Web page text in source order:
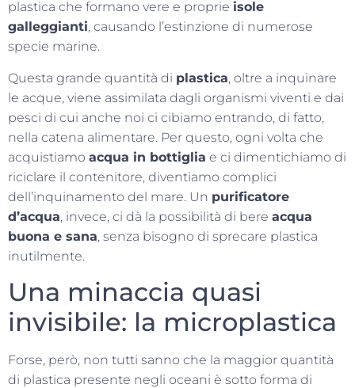
plastica che formano vere e proprie isole
galleggianti, causando l’estinzione di numerose
specie marine.
Questa grande quantità di plastica, oltre a inquinare
le acque, viene assimilata dagli organismi viventi e dai
pesci di cui anche noi ci cibiamo entrando, di fatto,
nella catena alimentare. Per questo, ogni volta che
acquistiamo acqua in bottiglia e ci dimentichiamo di
riciclare il contenitore, diventiamo complici
dell’inquinamento del mare. Un purificatore
d’acqua, invece, ci dà la possibilità di bere acqua
buona e sana, senza bisogno di sprecare plastica
inutilmente.
Una minaccia quasi
invisibile: la microplastica
Forse, però, non tutti sanno che la maggior quantità
di plastica presente negli oceani è sotto forma di